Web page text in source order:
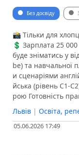
Без досвіду
📸 Тільки для
💲 Зарплата 25
буде зніматись у
be) та навчальної
и сценаріями
йська (рівень C1-
рою Готовність
Львів | Освіта,
05.06.2026 17:49